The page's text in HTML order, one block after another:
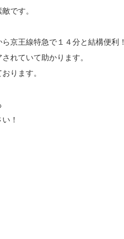
です。
京王線特急で１４分と結構便利！
れていて助かります。
ります。
！